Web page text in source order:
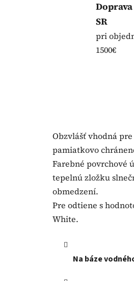
SR
pri
1500€
Obzvlášť vhodná
pamiatkovo
Farebné povrchové
tepelnú zložku
obmedzení.
Pre odtiene s
White.
Na báze